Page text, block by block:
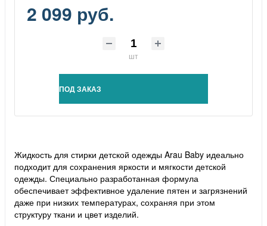
2 099 руб.
шт
ПОД ЗАКАЗ
Жидкость для стирки детской одежды Arau Baby идеально
подходит для сохранения яркости и мягкости детской
одежды. Специально разработанная формула
обеспечивает эффективное удаление пятен и загрязнений
даже при низких температурах, сохраняя при этом
структуру ткани и цвет изделий.